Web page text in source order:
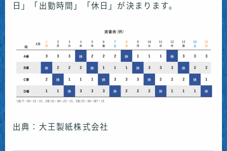
日」「出勤時間」「休日」が決まります。
出典：大王製紙株式会社